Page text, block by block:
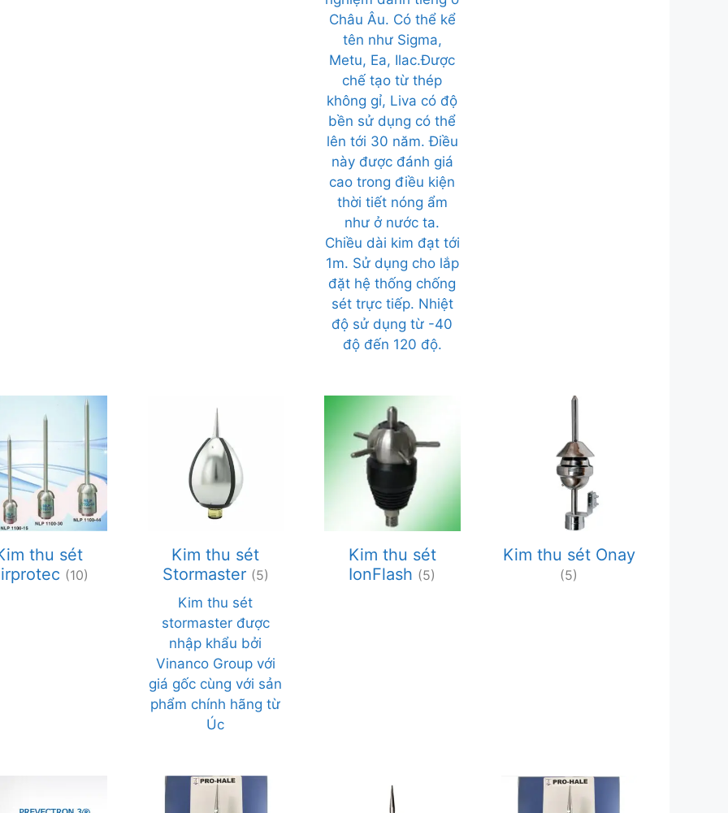
Châu Âu. Có thể kể
tên như Sigma,
Metu, Ea, Ilac.Được
chế tạo từ thép
không gỉ, Liva có độ
bền sử dụng có thể
lên tới 30 năm. Điều
này được đánh giá
cao trong điều kiện
thời tiết nóng ẩm
như ở nước ta.
Chiều dài kim đạt tới
1m. Sử dụng cho lắp
đặt hệ thống chống
sét trực tiếp. Nhiệt
độ sử dụng từ -40
độ đến 120 độ.
thu sét
(10)
Kim thu sét
Stormaster (5)
Kim thu sét
stormaster được
nhập khẩu bởi
Vinanco Group với
giá gốc cùng với sản
phẩm chính hãng từ
Úc
Kim thu sét
IonFlash (5)
Kim thu sét Onay
(5)